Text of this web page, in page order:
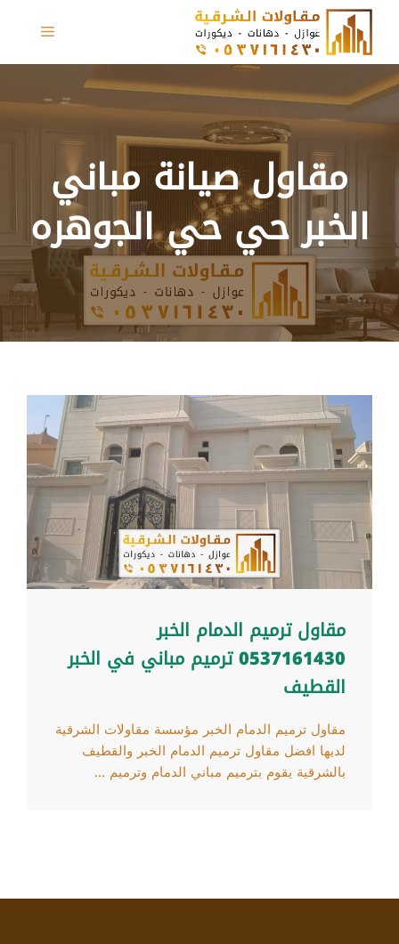
انتقل
المحتوى
القائمة
مقاول صيانة مباني
الخبر حي حي الجوهره
مقاول ترميم الدمام الخبر
0537161430 ترميم مباني في الخبر
القطيف
مقاول ترميم الدمام الخبر مؤسسة مقاولات الشرقية
لديها افضل مقاول ترميم الدمام الخبر والقطيف
بالشرقية يقوم بترميم مباني الدمام وترميم ...